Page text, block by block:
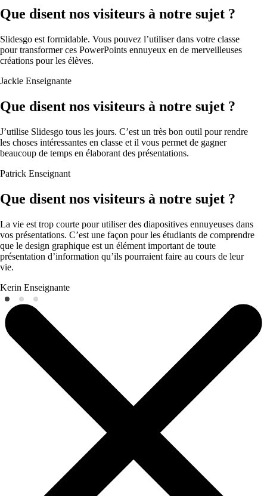
Que disent nos visiteurs à notre sujet ?
Slidesgo est formidable. Vous pouvez l’utiliser dans votre classe
pour transformer ces PowerPoints ennuyeux en de merveilleuses
créations pour les élèves.
Jackie Enseignante
Que disent nos visiteurs à notre sujet ?
J’utilise Slidesgo tous les jours. C’est un très bon outil pour rendre
les choses intéressantes en classe et il vous permet de gagner
beaucoup de temps en élaborant des présentations.
Patrick Enseignant
Que disent nos visiteurs à notre sujet ?
La vie est trop courte pour utiliser des diapositives ennuyeuses dans
vos présentations. C’est une façon pour les étudiants de comprendre
que le design graphique est un élément important de toute
présentation d’information qu’ils pourraient faire au cours de leur
vie.
Kerin Enseignante